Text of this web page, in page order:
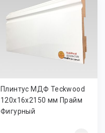
Плинтус МДФ Teckwood
120х16х2150 мм Прайм
Фигурный